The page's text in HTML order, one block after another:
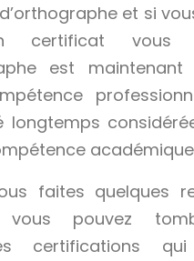
et si
certificat vous
est
longtemps
faites quelques
vous pouvez
certifications